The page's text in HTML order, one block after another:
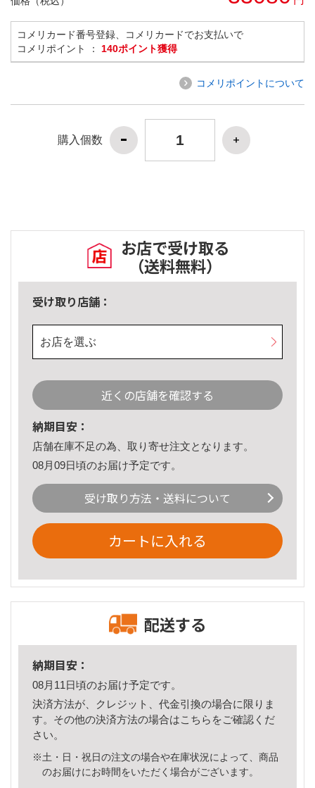
コメリカード番号登録、コメリカードでお支払いで
コメリポイント ： 140ポイント獲得
コメリポイントについて
購入個数
お店で受け取る
（送料無料）
受け取り店舗：
お店を選ぶ
近くの店舗を確認する
納期目安：
店舗在庫不足の為、取り寄せ注文となります。
08月09日頃のお届け予定です。
受け取り方法・送料について
カートに入れる
配送する
納期目安：
08月11日頃のお届け予定です。
決済方法が、クレジット、代金引換の場合に限りま
す。その他の決済方法の場合はこちら をご確認くだ
さい。
※土・日・祝日の注文の場合や在庫状況によって、商品
のお届けにお時間をいただく場合がございます。